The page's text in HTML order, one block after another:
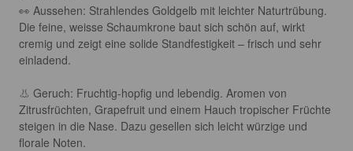
👀 Aussehen: Strahlendes Goldgelb mit leichter Naturtrübung.
Die feine, weisse Schaumkrone baut sich schön auf, wirkt
cremig und zeigt eine solide Standfestigkeit – frisch und sehr
einladend.
👃 Geruch: Fruchtig-hopfig und lebendig. Aromen von
Zitrusfrüchten, Grapefruit und einem Hauch tropischer Früchte
steigen in die Nase. Dazu gesellen sich leicht würzige und
florale Noten.